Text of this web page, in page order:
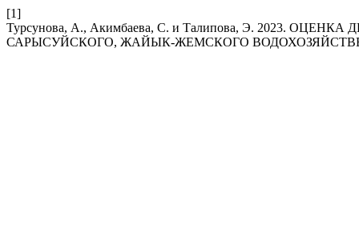
[1]
Турсунова, А., Акимбаева, С. и Талипова, Э. 2023.
САРЫСУЙСКОГО, ЖАЙЫК-ЖЕМСКОГО